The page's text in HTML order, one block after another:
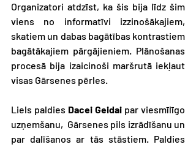
Organizatori atdzīst, ka šis bija līdz šim
viens no informatīvi izzinošākajiem,
skatiem un dabas bagātības kontrastiem
bagātākajiem pārgājieniem. Plānošanas
procesā bija izaicinoši maršrutā iekļaut
visas Gārsenes pērles.
Liels paldies Dacei Geidai par viesmīlīgo
uzņemšanu,  Gārsenes pils izrādīšanu un